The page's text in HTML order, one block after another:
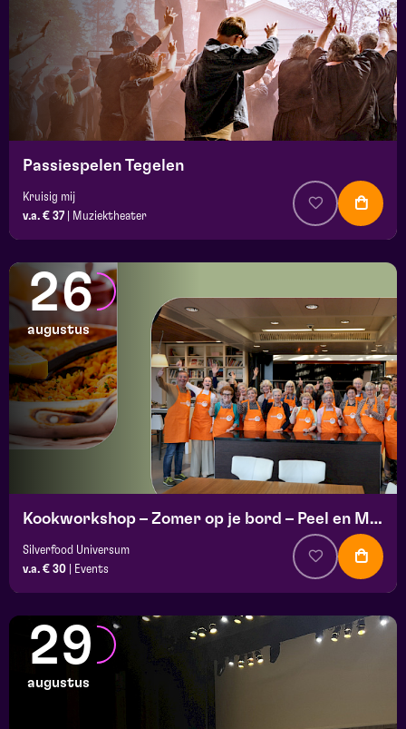
Passiespelen Tegelen
Kruisig mij
v.a. € 37
Muziektheater
26
augustus
Kookworkshop – Zomer op je bord – Peel en Maas
Silverfood Universum
v.a. € 30
Events
29
augustus